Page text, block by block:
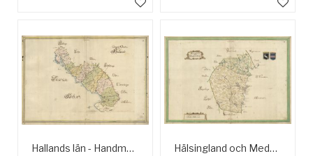
Hallands län - Handmålad historisk karta sent 1600 tal Hälsingland och Medelpad - Handmålad Historisk Karta sent 1600-tal